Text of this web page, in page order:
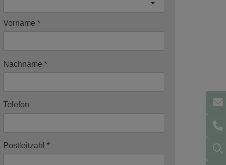
Vorname
Nachname
Telefon
Postleitzahl